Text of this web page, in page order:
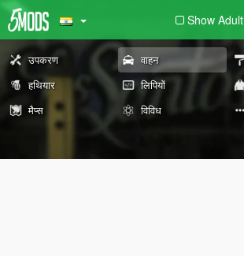
Show Adult
उपकरण वाहन
हथियार
लिपियों
मैप्स
विविध